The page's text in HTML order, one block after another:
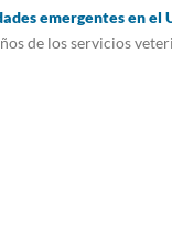
emergentes en el
de los servicios